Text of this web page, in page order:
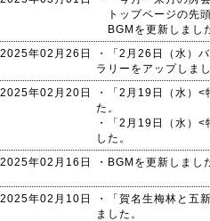
トップページの先
BGMを更新しまし
2025年02月26日
・「2月26日（水）
ラリーをアップしまし
2025年02月20日
・「2月19日（水）
た。
・「2月19日（水）
した。
2025年02月16日
・BGMを更新しまし
2025年02月10日
・「賀名生梅林と五
ました。